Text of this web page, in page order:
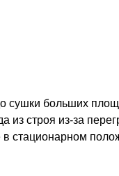
сушки больших
из строя из-за
в стационарном